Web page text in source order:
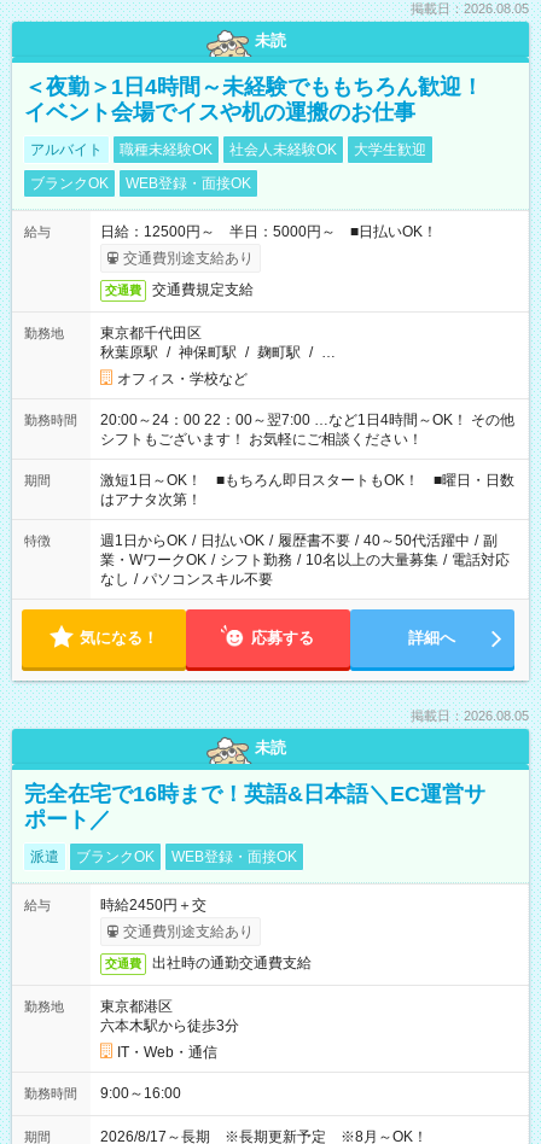
掲載日：2026.08.05
未読
＜夜勤＞1日4時間～未経験でももちろん歓迎！
イベント会場でイスや机の運搬のお仕事
アルバイト 職種未経験OK 社会人未経験OK
大学生歓迎
ブランクOK
WEB登録・面接OK
給与
日給：12500円～ 半日：5000円～ ■日払いOK！
交通費別途支給あり
交通費 交通費規定支給
勤務地
東京都千代田区
秋葉原駅 / 神保町駅 / 麹町駅 / …
オフィス・学校など
勤務時間
20:00～24：00 22：00～翌7:00 …など1日4時間～OK！ その他
シフトもございます！ お気軽にご相談ください！
期間
激短1日～OK！ ■もちろん即日スタートもOK！ ■曜日・日数
はアナタ次第！
特徴 週1日からOK / 日払いOK / 履歴書不要 / 40～50代活躍中 / 副
業・WワークOK / シフト勤務 / 10名以上の大量募集 / 電話対応
なし / パソコンスキル不要
気になる！ 応募する 詳細へ
掲載日：2026.08.05
未読
完全在宅で16時まで！英語&日本語＼EC運営サ
ポート／
派遣 ブランクOK WEB登録・面接OK
給与
時給2450円＋交
交通費別途支給あり
交通費 出社時の通勤交通費支給
勤務地
東京都港区
六本木駅から徒歩3分
IT・Web・通信
勤務時間 9:00～16:00
期間 2026/8/17～長期 ※長期更新予定 ※8月～OK！